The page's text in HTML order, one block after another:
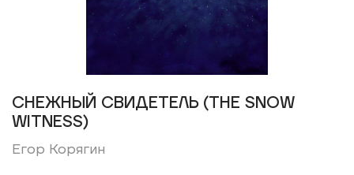
СНЕЖНЫЙ СВИДЕТЕЛЬ (THE SNOW
WITNESS)
Егор Корягин